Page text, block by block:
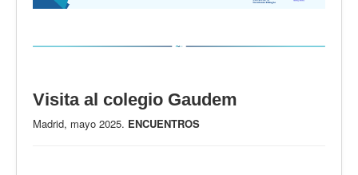
Visita al colegio Gaudem
Madrid, mayo 2025. ENCUENTROS